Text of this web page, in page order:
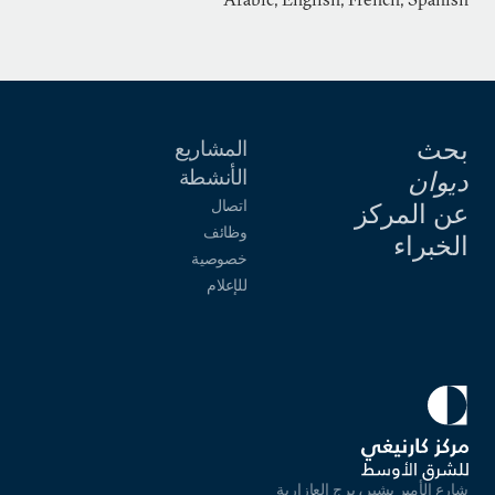
شارع الأمير بشير، برج العازارية
بحث
ديوان
عن المركز
الخبراء
المشاريع
الأنشطة
اتصال
وظائف
خصوصية
للإعلام